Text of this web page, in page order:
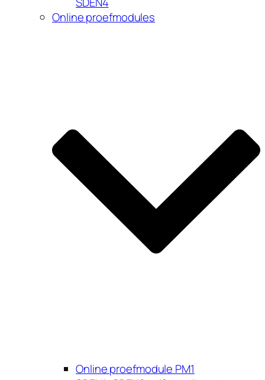
Online proefmodules
Online proefmodule PM1